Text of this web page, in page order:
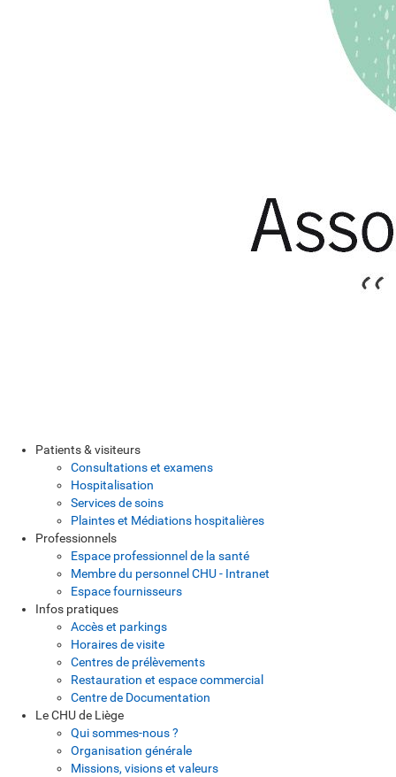
Patients & visiteurs
Consultations et examens
Hospitalisation
Services de soins
Plaintes et Médiations hospitalières
Professionnels
Espace professionnel de la santé
Membre du personnel CHU - Intranet
Espace fournisseurs
Infos pratiques
Accès et parkings
Horaires de visite
Centres de prélèvements
Restauration et espace commercial
Centre de Documentation
Le CHU de Liège
Qui sommes-nous ?
Organisation générale
Missions, visions et valeurs